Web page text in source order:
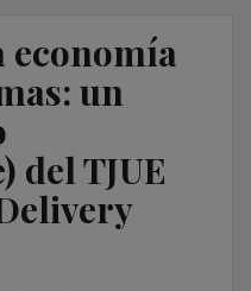
economía
un
del TJUE